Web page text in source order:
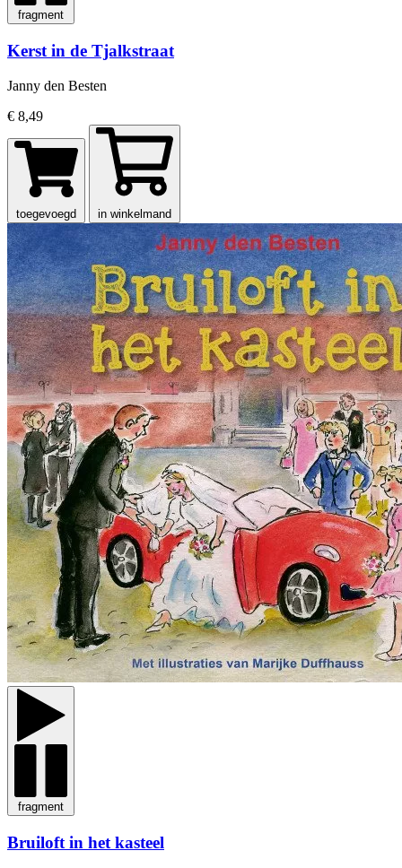
fragment
Kerst in de Tjalkstraat
Janny den Besten
€ 8,49
toegevoegd in winkelmand
fragment
Bruiloft in het kasteel